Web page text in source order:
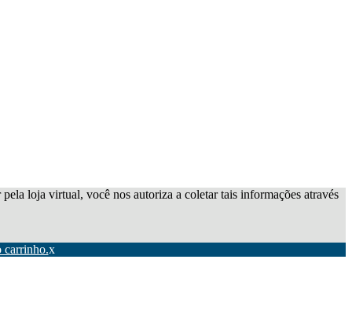
loja virtual, você nos autoriza a coletar tais informações através
x